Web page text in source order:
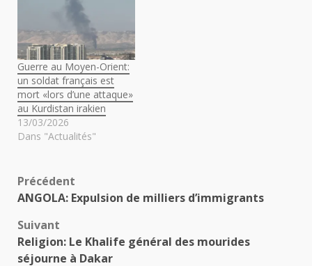
Guerre au Moyen-Orient:
un soldat français est
mort «lors d’une attaque»
au Kurdistan irakien
13/03/2026
Dans "Actualités"
Navigation
d’article
Précédent
ANGOLA: Expulsion de milliers d’immigrants
Suivant
Religion: Le Khalife général des mourides
séjourne à Dakar